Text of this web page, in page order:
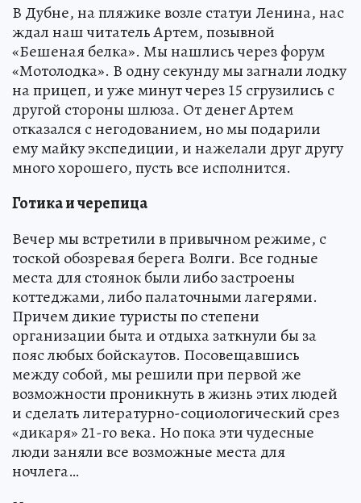
В Дубне, на пляжике возле статуи Ленина, нас
ждал наш читатель Артем, позывной
«Бешеная белка». Мы нашлись через форум
«Мотолодка». В одну секунду мы загнали лодку
на прицеп, и уже минут через 15 сгрузились с
другой стороны шлюза. От денег Артем
отказался с негодованием, но мы подарили
ему майку экспедиции, и нажелали друг другу
много хорошего, пусть все исполнится.
Готика и черепица
Вечер мы встретили в привычном режиме, с
тоской обозревая берега Волги. Все годные
места для стоянок были либо застроены
коттеджами, либо палаточными лагерями.
Причем дикие туристы по степени
организации быта и отдыха заткнули бы за
пояс любых бойскаутов. Посовещавшись
между собой, мы решили при первой же
возможности проникнуть в жизнь этих людей
и сделать литературно-социологический срез
«дикаря» 21-го века. Но пока эти чудесные
люди заняли все возможные места для
ночлега…